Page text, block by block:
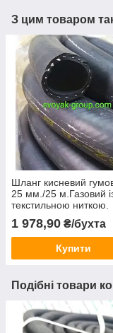
З цим товаром
Шланг кисневий
25 мм./25 м.Газовий
текстильною ниткою.
1 978,90 ₴/бухта
Купити
Подібні товари